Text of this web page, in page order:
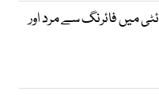
میں فائرنگ سے مرد اور